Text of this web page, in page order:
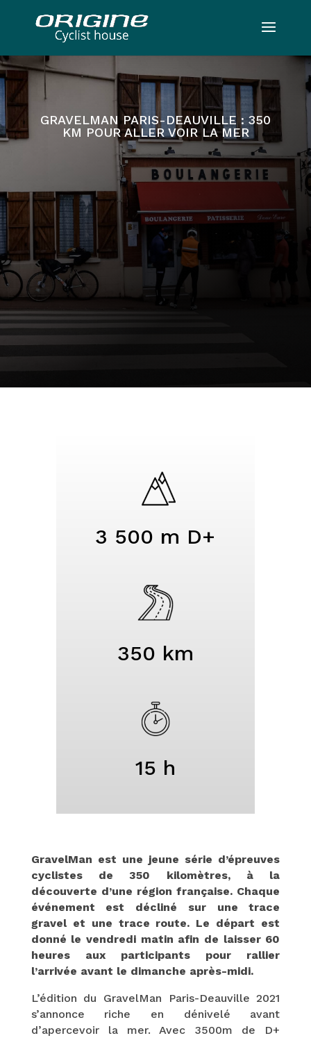
GRAVELMAN PARIS-DEAUVILLE : 350
KM POUR ALLER VOIR LA MER
3 500 m D+
350 km
15 h
GravelMan est une jeune série d’épreuves
cyclistes de 350 kilomètres, à la
découverte d’une région française. Chaque
événement est décliné sur une trace
gravel et une trace route. Le départ est
donné le vendredi matin afin de laisser 60
heures aux participants pour rallier
l’arrivée avant le dimanche après-midi.
L’édition du GravelMan Paris-Deauville 2021
s’annonce riche en dénivelé avant
d’apercevoir la mer. Avec 3500m de D+